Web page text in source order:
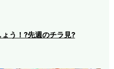
う！?先週のチラ見?